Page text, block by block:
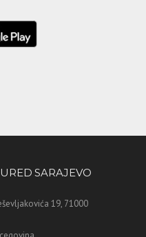
SARAJEVO
19, 71000